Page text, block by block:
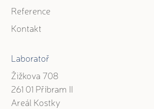
Reference
Kontakt
Laboratoř
Žižkova 708
261 01 Příbram II
Areál Kostky